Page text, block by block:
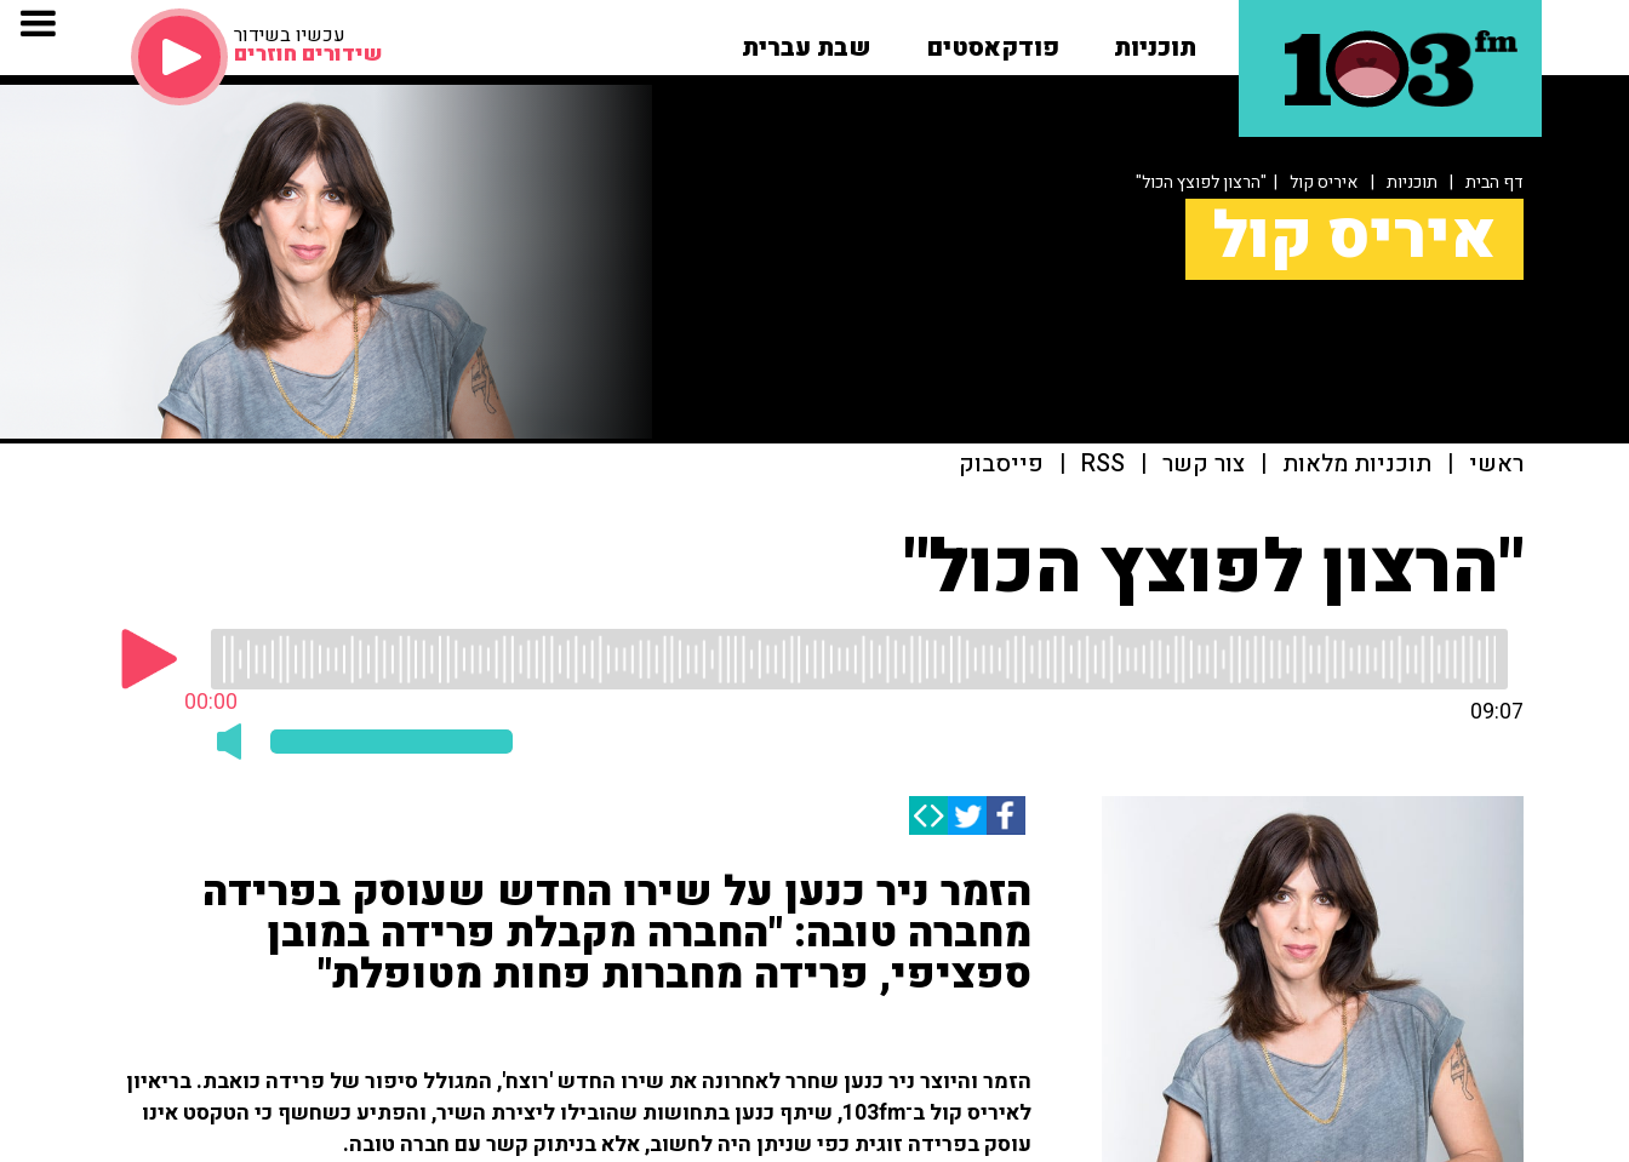
תוכניות פודקאסטים שבת עברית עכשיו בשידור
שידורים חוזרים
דף הבית | תוכניות | איריס קול | "הרצון לפוצץ הכול"
איריס קול
ראשי | תוכניות מלאות | צור קשר |
RSS
| פייסבוק
"הרצון לפוצץ הכול"
00:00 09:07
הזמר ניר כנען על שירו החדש שעוסק בפרידה
מחברה טובה: "החברה מקבלת פרידה במובן
ספציפי, פרידה מחברות פחות מטופלת"
הזמר והיוצר ניר כנען שחרר לאחרונה את שירו החדש 'רוצח', המגולל סיפור של פרידה כואבת. בריאיון
לאיריס קול ב־103fm, שיתף כנען בתחושות שהובילו ליצירת השיר, והפתיע כשחשף כי הטקסט אינו
עוסק בפרידה זוגית כפי שניתן היה לחשוב, אלא בניתוק קשר עם חברה טובה.